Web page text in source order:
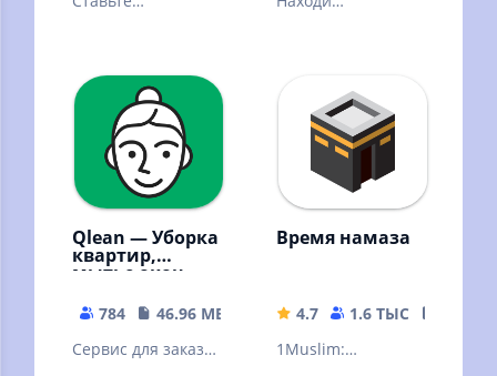
отслеживайте их
прогресс
цели и организуй
свое время
Qlean — Уборка
квартир,
мытье окон,
784
46.96 MB
Сервис для заказа
Время намаза
4.7 1.6 ТЫС
1Muslim: